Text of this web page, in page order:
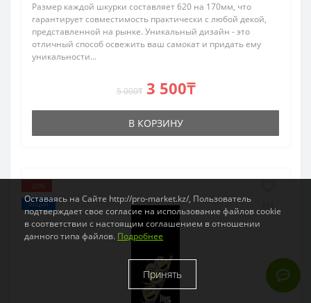
Размер каждой шкурки составляет 620 на 170мм, что
гарантирует совместимость практически с любой декой,
представленной на рынке. Уникальный дизайн - это
отличный способ освежить ваш самокат и придать ему
уникальности...
5 000₸ 3 500₸
В КОРЗИНУ
Акция
Оставаясь на Сайте http://pro-market.kz/, Пользователь
подтверждает свое согласие на использование файлов cookie
в соответствии с настоящим соглашением в отношении
данного типа файлов. Подробнее
Принять